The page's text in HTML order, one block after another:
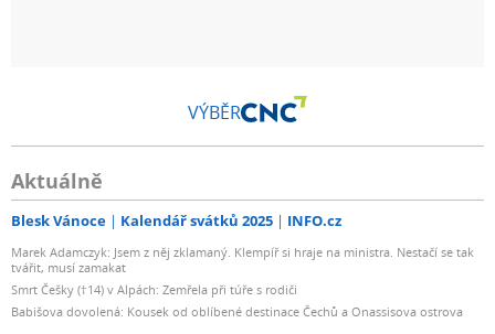
VÝBĚR
Aktuálně
Blesk Vánoce Kalendář svátků 2025 INFO.cz
Marek Adamczyk: Jsem z něj zklamaný. Klempíř si hraje na ministra. Nestačí se tak
tvářit, musí zamakat
Smrt Češky (†14) v Alpách: Zemřela při túře s rodiči
Babišova dovolená: Kousek od oblíbené destinace Čechů a Onassisova ostrova